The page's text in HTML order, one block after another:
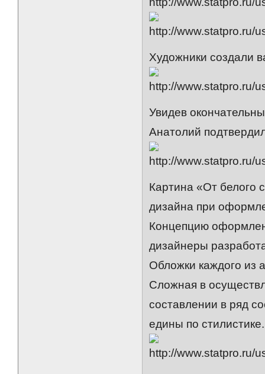
Художники создали
Увидев
Анатолий
Картина «От белого
дизайна при
Концепцию
дизайнеры
Обложки каждого
Сложная в
составлении в ряд
едины по стилистике.